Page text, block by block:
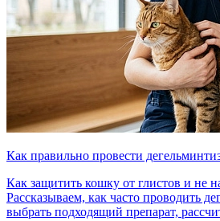
Как правильно провести
Как защитить кошку от глистов и не
Рассказываем, как часто проводить
выбрать подходящий препарат,